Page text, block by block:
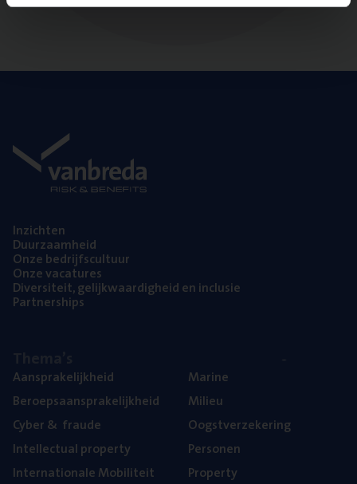
Inzich­ten
Duur­zaam­heid
Onze bedrijfs­cul­tuur
Onze vaca­tu­res
Diver­si­teit, gelijk­waar­dig­heid en inclusie
Part­ner­ships
Aan­spra­ke­lijk­heid
Beroeps­aan­spra­ke­lijk­heid
Cyber& fraude
Intel­lec­tu­al property
Inter­na­ti­o­na­le Mobiliteit
Mari­ne
Mili­eu
Oogst­ver­ze­ke­ring
Per­so­nen
Pro­per­ty